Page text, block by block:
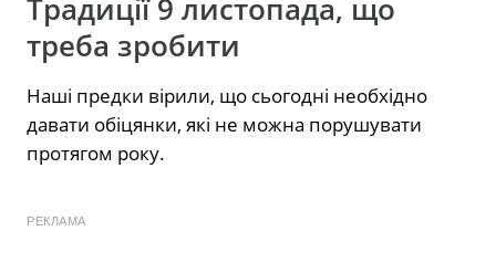
Традиції 9 листопада, що
треба зробити
Наші предки вірили, що сьогодні необхідно
давати обіцянки, які не можна порушувати
протягом року.
РЕКЛАМА